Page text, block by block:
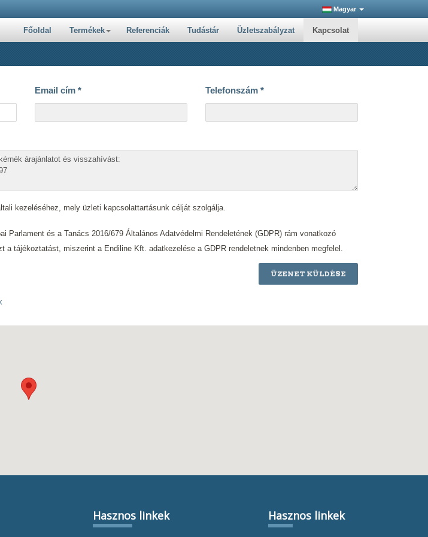
Magyar
Főoldal Termékek Referenciák Tudástár Üzletszabályzat Kapcsolat
Email cím * Telefonszám *
kezeléséhez, mely üzleti kapcsolattartásunk célját szolgálja.
Parlament és a Tanács 2016/679 Általános Adatvédelmi Rendeletének (GDPR) rám vonatkozó
a tájékoztatást, miszerint a Endiline Kft. adatkezelése a GDPR rendeletnek mindenben megfelel.
ÜZENET KÜLDÉSE
Hasznos linkek Hasznos linkek